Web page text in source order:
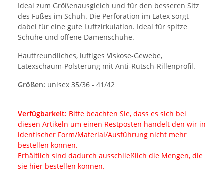
Ideal zum Größenausgleich und für den besseren Sitz
des Fußes im Schuh. Die Perforation im Latex sorgt
dabei für eine gute Luftzirkulation. Ideal für spitze
Schuhe und offene Damenschuhe.
Hautfreundliches, luftiges Viskose-Gewebe,
Latexschaum-Polsterung mit Anti-Rutsch-Rillenprofil.
Größen: unisex 35/36 - 41/42
Verfügbarkeit: Bitte beachten Sie, dass es sich bei
diesen Artikeln um einen Restposten handelt den wir in
identischer Form/Material/Ausführung nicht mehr
bestellen können.
Erhältlich sind dadurch ausschließlich die Mengen, die
sie hier bestellen können.